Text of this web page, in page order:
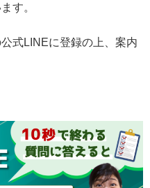
す。
式LINEに登録の上、案内